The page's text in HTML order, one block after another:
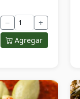
− +
Agregar